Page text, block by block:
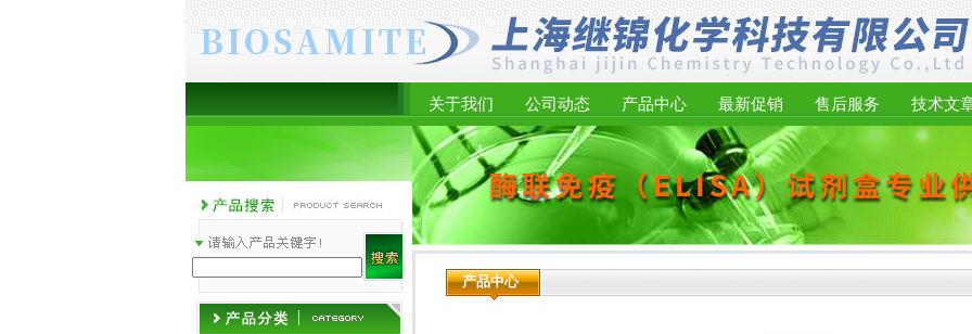
关于我们 公司动态 产品中心 最新促销 售后服务 技术文
产品中心